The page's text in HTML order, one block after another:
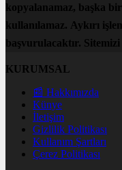
kopyalanamaz, başka
kullanılamaz. Aykırı
başvurulacaktır.
KURUMSAL
📰 Hakkımızda
Künye
İletişim
Gizlilik Politikası
Kullanım Şartları
Çerez Politikası